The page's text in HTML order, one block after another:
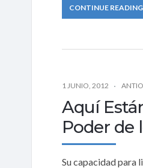
CONTINUE READING
1 JUNIO, 2012
Aquí
Poder de
Su capacidad para